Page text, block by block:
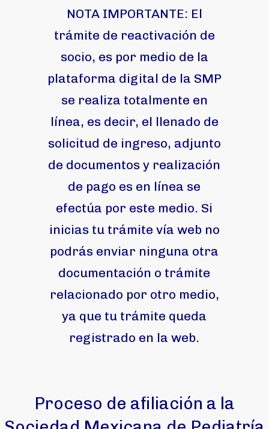
NOTA IMPORTANTE: El
trámite de reactivación de
socio, es por medio de la
plataforma digital de la SMP
se realiza totalmente en
línea, es decir, el llenado de
solicitud de ingreso, adjunto
de documentos y realización
de pago es en línea se
efectúa por este medio. Si
inicias tu trámite vía web no
podrás enviar ninguna otra
documentación o trámite
relacionado por otro medio,
ya que tu trámite queda
registrado en la web.
Proceso de afiliación a la